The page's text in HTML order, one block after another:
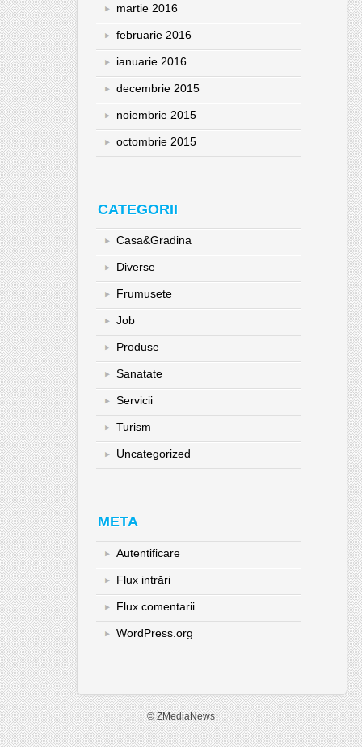
martie 2016
februarie 2016
ianuarie 2016
decembrie 2015
noiembrie 2015
octombrie 2015
CATEGORII
Casa&Gradina
Diverse
Frumusete
Job
Produse
Sanatate
Servicii
Turism
Uncategorized
META
Autentificare
Flux intrări
Flux comentarii
WordPress.org
© ZMediaNews